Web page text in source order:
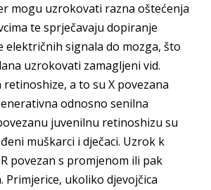
mogu uzrokovati razna oštećenja
te sprječavaju dopiranje
električnih signala do mozga, što
uzrokovati zamagljeni vid.
a to su X povezana
odnosno senilna
juvenilnu retinoshizu su
muškarci i dječaci. Uzrok k
povezan s promjenom ili pak
Primjerice, ukoliko djevojčica